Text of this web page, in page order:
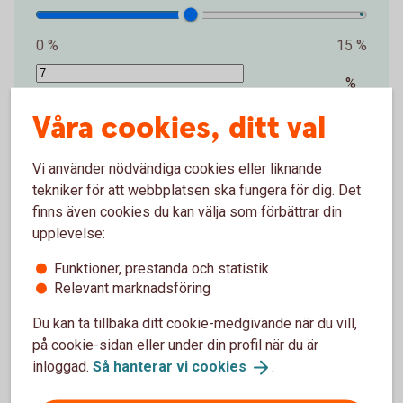
0 % 15 %
%
Förväntat sparbelopp om 10 år
172 019 kr
Insättningar från dig är 120 000 kr.Förväntad
avkastning är +52 019 kr.
Inte kund än?Blikund
Våra cookies, ditt val
Vi använder nödvändiga cookies eller liknande
tekniker för att webbplatsen ska fungera för dig. Det
finns även cookies du kan välja som förbättrar din
upplevelse:
Funktioner, prestanda och statistik
Relevant marknadsföring
Du kan ta tillbaka ditt cookie-medgivande när du vill,
på cookie-sidan eller under din profil när du är
inloggad. Så hanterar vi cookies .